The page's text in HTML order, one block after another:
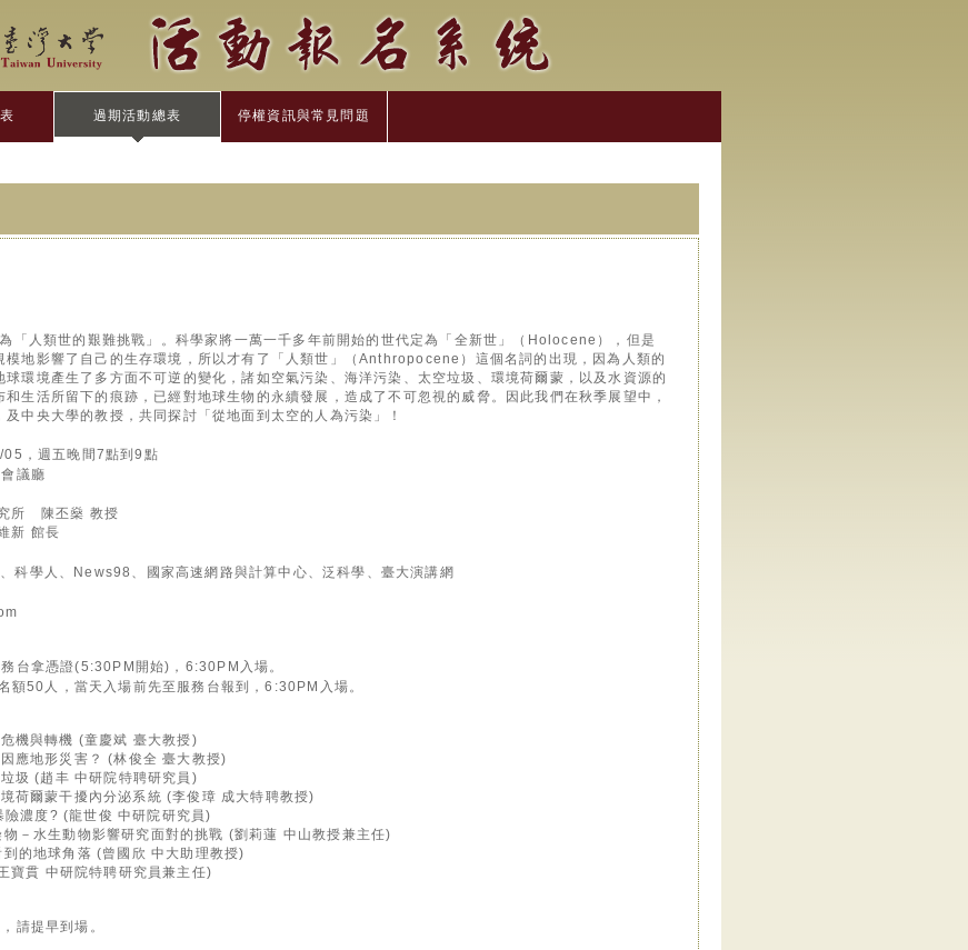
過期活動總表 停權資訊與常見問題
「人類世的艱難挑戰」。科學家將一萬一千多年前開始的世代定為「全新世」（Holocene），但是
模地影響了自己的生存環境，所以才有了「人類世」（Anthropocene）這個名詞的出現，因為人類的
環境產生了多方面不可逆的變化，諸如空氣污染、海洋污染、太空垃圾、環境荷爾蒙，以及水資源的
生活所留下的痕跡，已經對地球生物的永續發展，造成了不可忽視的威脅。因此我們在秋季展望中，
中央大學的教授，共同探討「從地面到太空的人為污染」！
，週五晚間7點到9點
議廳
陳丕燊 教授
館長
科學人、News98、國家高速網路與計算中心、泛科學、臺大演講網
台拿憑證(5:30PM開始)，6:30PM入場。
額50人，當天入場前先至服務台報到，6:30PM入場。
機與轉機 (童慶斌 臺大教授)
應地形災害？ (林俊全 臺大教授)
圾 (趙丰 中研院特聘研究員)
荷爾蒙干擾內分泌系統 (李俊璋 成大特聘教授)
濃度? (龍世俊 中研院研究員)
－水生動物影響研究面對的挑戰 (劉莉蓮 中山教授兼主任)
的地球角落 (曾國欣 中大助理教授)
貫 中研院特聘研究員兼主任)
請提早到場。